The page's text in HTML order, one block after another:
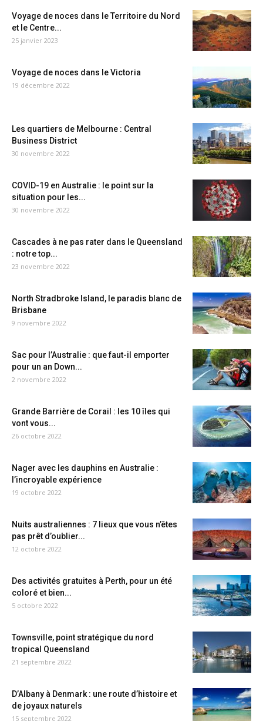
Voyage de noces dans le Territoire du Nord
et le Centre...
25 janvier 2023
Voyage de noces dans le Victoria
19 décembre 2022
Les quartiers de Melbourne : Central
Business District
30 novembre 2022
COVID-19 en Australie : le point sur la
situation pour les...
30 novembre 2022
Cascades à ne pas rater dans le Queensland
: notre top...
23 novembre 2022
North Stradbroke Island, le paradis blanc de
Brisbane
9 novembre 2022
Sac pour l’Australie : que faut-il emporter
pour un an Down...
2 novembre 2022
Grande Barrière de Corail : les 10 îles qui
vont vous...
26 octobre 2022
Nager avec les dauphins en Australie :
l’incroyable expérience
19 octobre 2022
Nuits australiennes : 7 lieux que vous n’êtes
pas prêt d’oublier...
12 octobre 2022
Des activités gratuites à Perth, pour un été
coloré et bien...
5 octobre 2022
Townsville, point stratégique du nord
tropical Queensland
21 septembre 2022
D’Albany à Denmark : une route d’histoire et
de joyaux naturels
15 septembre 2022